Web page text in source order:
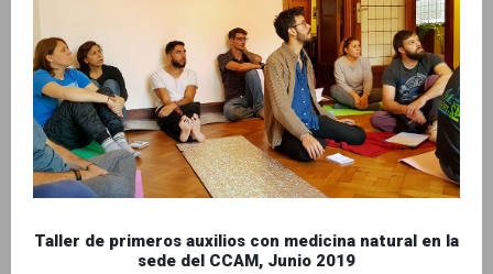
Taller de primeros auxilios con medicina natural en la
sede del CCAM, Junio 2019